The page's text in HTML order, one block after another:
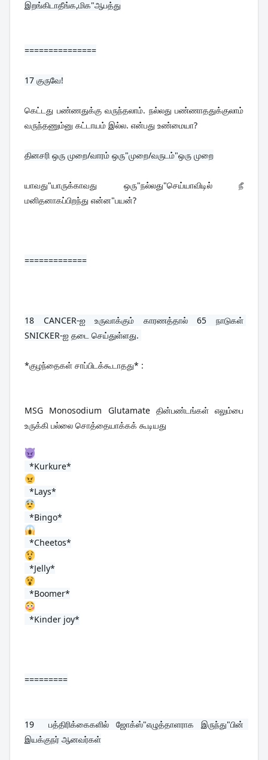
இறங்கிடாதீங்க,மிக"ஆபத்து
===============
17 குருவே!
கெட்டது பண்ணதுக்கு வருந்தலாம். நல்லது பண்ணாததுக்குலாம்
வருந்தணும்னு கட்டாயம் இல்ல. என்பது உண்மையா?
யாவது"யாருக்காவது ஒரு"நல்லது"செய்யாவிடில் நீ
மனிதனாகப்பிறந்து என்ன"பயன்?
=============
18 CANCER-ஐ உருவாக்கும் காரணத்தால் 65 நாடுகள்
SNICKER-ஐ தடை செய்துள்ளது.
*குழந்தைகள் சாப்பிடக்கூடாதது* :
MSG Monosodium Glutamate தின்பண்டங்கள் எலும்பை
உருக்கி பல்லை சொத்தையாக்கக் கூடியது
  *Kurkure*
  *Lays*
  *Bingo*
  *Cheetos*
  *Jelly*
  *Boomer*
  *Kinder joy*
=========
19 பத்திரிக்கைகளில் ஜோக்ஸ்"எழுத்தாளராக இருந்து"பின்
இயக்குநர் ஆனவர்கள்